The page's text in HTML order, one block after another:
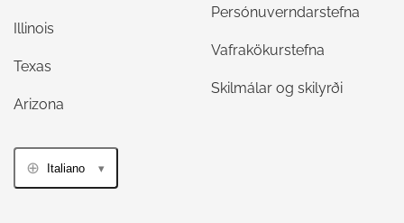
Illinois
Texas
Arizona
Persónuverndarstefna
Vafrakökurstefna
Skilmálar og skilyrði
Italiano